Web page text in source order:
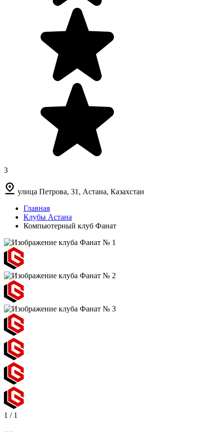
3
улица Петрова, 31, Астана, Казахстан
Главная
Клубы Астана
Компьютерный клуб Фанат
1 / 1